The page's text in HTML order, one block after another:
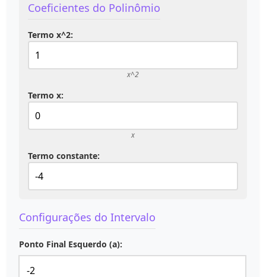
Coeficientes do Polinômio
Termo x^2:
x^2
Termo x:
x
Termo constante:
Configurações do Intervalo
Ponto Final Esquerdo (a):